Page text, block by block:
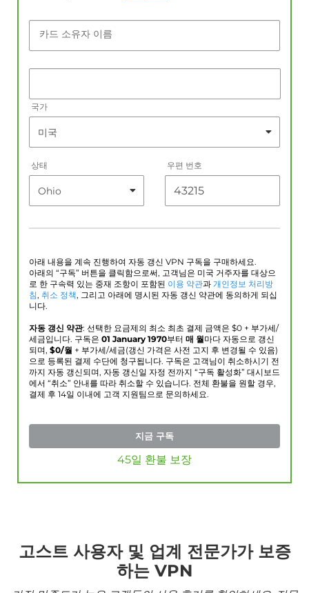
카드 소유자 이름
국가
상태 우편 번호
아래 내용을 계속 진행하여 자동 갱신 VPN 구독을 구매하세요.
아래의 “구독” 버튼을 클릭함으로써, 고객님은 미국 거주자를 대상으
로 한 구속력 있는 중재 조항이 포함된 이용 약관과 개인정보 처리방
침, 취소 정책, 그리고 아래에 명시된 자동 갱신 약관에 동의하게 되십
니다.
자동 갱신 약관: 선택한 요금제의 최소 최초 결제 금액은 $0 + 부가세/
세금입니다. 구독은 01 January 1970부터 매 월마다 자동으로 갱신
되며, $0/월 + 부가세/세금(갱신 가격은 사전 고지 후 변경될 수 있음)
으로 등록된 결제 수단에 청구됩니다. 구독은 고객님이 취소하시기 전
까지 자동 갱신되며, 자동 갱신일 자정 전까지 “구독 활성화” 대시보드
에서 “취소” 안내를 따라 취소할 수 있습니다. 전체 환불을 원할 경우,
결제 후 14일 이내에 고객 지원팀으로 문의하세요.
지금 구독
45일 환불 보장
고스트 사용자 및 업계 전문가가 보증
하는 VPN